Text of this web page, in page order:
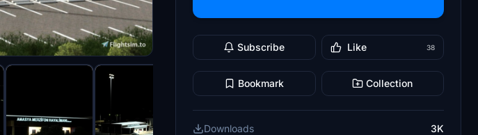
Subscribe Like 38
Bookmark Collection
Downloads
3K